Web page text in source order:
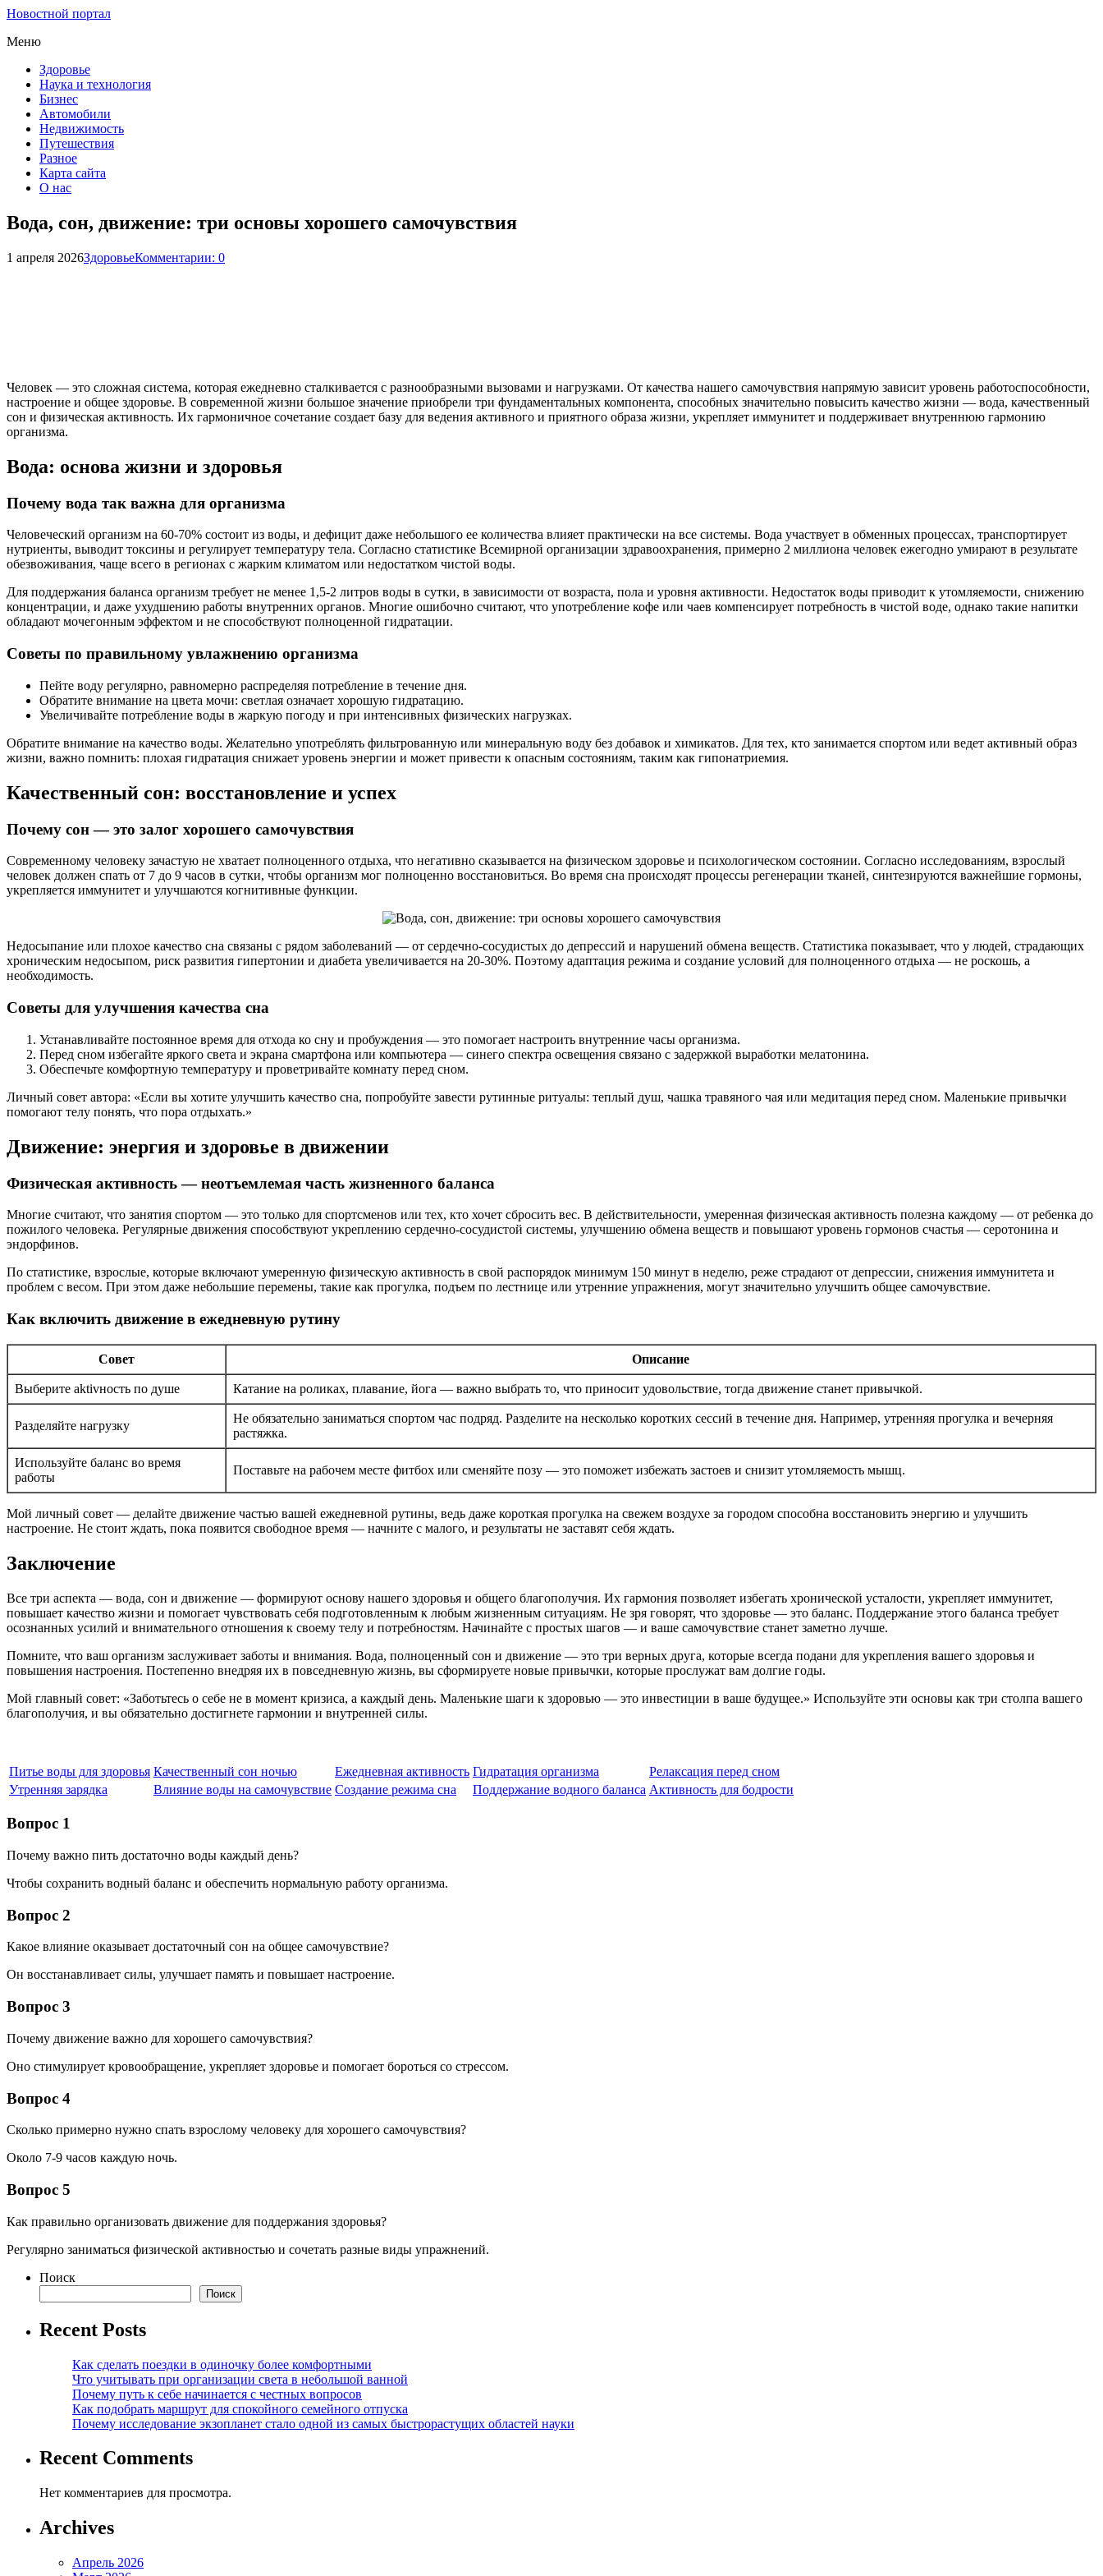
Новостной портал
Меню
Здоровье
Наука и технология
Бизнес
Автомобили
Недвижимость
Путешествия
Разное
Карта сайта
О нас
Вода, сон, движение: три основы хорошего самочувствия
1 апреля 2026ЗдоровьеКомментарии: 0
Человек — это сложная система, которая ежедневно сталкивается с разнообразными вызовами и нагрузками. От качества нашего самочувствия напрямую зависит уровень работоспособности,
настроение и общее здоровье. В современной жизни большое значение приобрели три фундаментальных компонента, способных значительно повысить качество жизни — вода, качественный
сон и физическая активность. Их гармоничное сочетание создает базу для ведения активного и приятного образа жизни, укрепляет иммунитет и поддерживает внутреннюю гармонию
организма.
Вода: основа жизни и здоровья
Почему вода так важна для организма
Человеческий организм на 60-70% состоит из воды, и дефицит даже небольшого ее количества влияет практически на все системы. Вода участвует в обменных процессах, транспортирует
нутриенты, выводит токсины и регулирует температуру тела. Согласно статистике Всемирной организации здравоохранения, примерно 2 миллиона человек ежегодно умирают в результате
обезвоживания, чаще всего в регионах с жарким климатом или недостатком чистой воды.
Для поддержания баланса организм требует не менее 1,5-2 литров воды в сутки, в зависимости от возраста, пола и уровня активности. Недостаток воды приводит к утомляемости, снижению
концентрации, и даже ухудшению работы внутренних органов. Многие ошибочно считают, что употребление кофе или чаев компенсирует потребность в чистой воде, однако такие напитки
обладают мочегонным эффектом и не способствуют полноценной гидратации.
Советы по правильному увлажнению организма
Пейте воду регулярно, равномерно распределяя потребление в течение дня.
Обратите внимание на цвета мочи: светлая означает хорошую гидратацию.
Увеличивайте потребление воды в жаркую погоду и при интенсивных физических нагрузках.
Обратите внимание на качество воды. Желательно употреблять фильтрованную или минеральную воду без добавок и химикатов. Для тех, кто занимается спортом или ведет активный образ
жизни, важно помнить: плохая гидратация снижает уровень энергии и может привести к опасным состояниям, таким как гипонатриемия.
Качественный сон: восстановление и успех
Почему сон — это залог хорошего самочувствия
Современному человеку зачастую не хватает полноценного отдыха, что негативно сказывается на физическом здоровье и психологическом состоянии. Согласно исследованиям, взрослый
человек должен спать от 7 до 9 часов в сутки, чтобы организм мог полноценно восстановиться. Во время сна происходят процессы регенерации тканей, синтезируются важнейшие гормоны,
укрепляется иммунитет и улучшаются когнитивные функции.
Недосыпание или плохое качество сна связаны с рядом заболеваний — от сердечно-сосудистых до депрессий и нарушений обмена веществ. Статистика показывает, что у людей, страдающих
хроническим недосыпом, риск развития гипертонии и диабета увеличивается на 20-30%. Поэтому адаптация режима и создание условий для полноценного отдыха — не роскошь, а
необходимость.
Советы для улучшения качества сна
Устанавливайте постоянное время для отхода ко сну и пробуждения — это помогает настроить внутренние часы организма.
Перед сном избегайте яркого света и экрана смартфона или компьютера — синего спектра освещения связано с задержкой выработки мелатонина.
Обеспечьте комфортную температуру и проветривайте комнату перед сном.
Личный совет автора: «Если вы хотите улучшить качество сна, попробуйте завести рутинные ритуалы: теплый душ, чашка травяного чая или медитация перед сном. Маленькие привычки
помогают телу понять, что пора отдыхать.»
Движение: энергия и здоровье в движении
Физическая активность — неотъемлемая часть жизненного баланса
Многие считают, что занятия спортом — это только для спортсменов или тех, кто хочет сбросить вес. В действительности, умеренная физическая активность полезна каждому — от ребенка до
пожилого человека. Регулярные движения способствуют укреплению сердечно-сосудистой системы, улучшению обмена веществ и повышают уровень гормонов счастья — серотонина и
эндорфинов.
По статистике, взрослые, которые включают умеренную физическую активность в свой распорядок минимум 150 минут в неделю, реже страдают от депрессии, снижения иммунитета и
проблем с весом. При этом даже небольшие перемены, такие как прогулка, подъем по лестнице или утренние упражнения, могут значительно улучшить общее самочувствие.
Как включить движение в ежедневную рутину
Совет Описание
Выберите aktivность по душе Катание на роликах, плавание, йога — важно выбрать то, что приносит удовольствие, тогда движение станет привычкой.
Разделяйте нагрузку
Не обязательно заниматься спортом час подряд. Разделите на несколько коротких сессий в течение дня. Например, утренняя прогулка и вечерняя
растяжка.
Используйте баланс во время
работы
Поставьте на рабочем месте фитбох или сменяйте позу — это поможет избежать застоев и снизит утомляемость мышц.
Мой личный совет — делайте движение частью вашей ежедневной рутины, ведь даже короткая прогулка на свежем воздухе за городом способна восстановить энергию и улучшить
настроение. Не стоит ждать, пока появится свободное время — начните с малого, и результаты не заставят себя ждать.
Заключение
Все три аспекта — вода, сон и движение — формируют основу нашего здоровья и общего благополучия. Их гармония позволяет избегать хронической усталости, укрепляет иммунитет,
повышает качество жизни и помогает чувствовать себя подготовленным к любым жизненным ситуациям. Не зря говорят, что здоровье — это баланс. Поддержание этого баланса требует
осознанных усилий и внимательного отношения к своему телу и потребностям. Начинайте с простых шагов — и ваше самочувствие станет заметно лучше.
Помните, что ваш организм заслуживает заботы и внимания. Вода, полноценный сон и движение — это три верных друга, которые всегда подани для укрепления вашего здоровья и
повышения настроения. Постепенно внедряя их в повседневную жизнь, вы сформируете новые привычки, которые прослужат вам долгие годы.
Мой главный совет: «Заботьтесь о себе не в момент кризиса, а каждый день. Маленькие шаги к здоровью — это инвестиции в ваше будущее.» Используйте эти основы как три столпа вашего
благополучия, и вы обязательно достигнете гармонии и внутренней силы.
Питье воды для здоровья Качественный сон ночью Ежедневная активность Гидратация организма
Релаксация перед сном
Утренняя зарядка
Влияние воды на самочувствие Создание режима сна Поддержание водного баланса Активность для бодрости
Вопрос 1
Почему важно пить достаточно воды каждый день?
Чтобы сохранить водный баланс и обеспечить нормальную работу организма.
Вопрос 2
Какое влияние оказывает достаточный сон на общее самочувствие?
Он восстанавливает силы, улучшает память и повышает настроение.
Вопрос 3
Почему движение важно для хорошего самочувствия?
Оно стимулирует кровообращение, укрепляет здоровье и помогает бороться со стрессом.
Вопрос 4
Сколько примерно нужно спать взрослому человеку для хорошего самочувствия?
Около 7-9 часов каждую ночь.
Вопрос 5
Как правильно организовать движение для поддержания здоровья?
Регулярно заниматься физической активностью и сочетать разные виды упражнений.
Поиск
Поиск
Recent Posts
Как сделать поездки в одиночку более комфортными
Что учитывать при организации света в небольшой ванной
Почему путь к себе начинается с честных вопросов
Как подобрать маршрут для спокойного семейного отпуска
Почему исследование экзопланет стало одной из самых быстрорастущих областей науки
Recent Comments
Нет комментариев для просмотра.
Archives
Апрель 2026